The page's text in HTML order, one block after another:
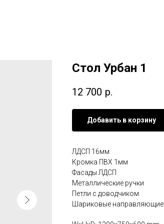
Стол Урбан 1
12 700 р.
Добавить в корзину
ЛДСП 16мм
Кромка ПВХ 1мм
Фасады ЛДСП
Металлические ручки
Петли с доводчиком
Шариковые направляющие